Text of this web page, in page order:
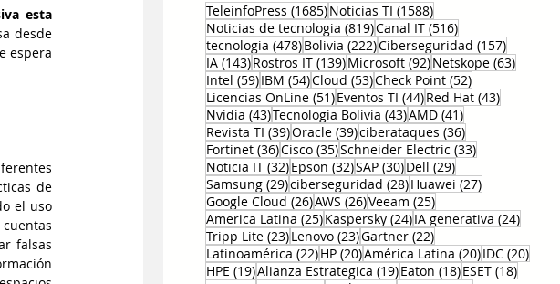
esta
desde
espera
de
el uso
falsas
TeleinfoPress (1685)1685 entradas
Noticias TI (1588)1588 entradas
Noticias de tecnologia (819)819 entradas
Canal IT (516)516 entradas
tecnologia (478)478 entradas
Bolivia (222)222 entradas
Ciberseguridad (157)157
IA (143)143 entradas
Rostros IT (139)139 entradas
Microsoft (92)92 entradas
Netskope (63)63
Intel (59)59 entradas
IBM (54)54 entradas
Cloud (53)53 entradas
Check Point (52)52 entradas
Licencias OnLine (51)51 entradas
Eventos TI (44)44 entradas
Red Hat (43)43
Nvidia (43)43 entradas
Tecnologia Bolivia (43)43 entradas
AMD (41)41 entradas
Revista TI (39)39 entradas
Oracle (39)39 entradas
ciberataques (36)36 entradas
Fortinet (36)36 entradas
Cisco (35)35 entradas
Schneider Electric (33)33 entradas
Noticia IT (32)32 entradas
Epson (32)32 entradas
SAP (30)30 entradas
Dell (29)29 entradas
Samsung (29)29 entradas
ciberseguridad (28)28 entradas
Huawei (27)27 entradas
Google Cloud (26)26 entradas
AWS (26)26 entradas
Veeam (25)25 entradas
America Latina (25)25 entradas
Kaspersky (24)24 entradas
IA generativa (24)24
Tripp Lite (23)23 entradas
Lenovo (23)23 entradas
Gartner (22)22 entradas
Latinoamérica (22)22 entradas
HP (20)20 entradas
América Latina (20)20 entradas
IDC (20)20
HPE (19)19 entradas
Alianza Estrategica (19)19 entradas
Eaton (18)18 entradas
ESET (18)18